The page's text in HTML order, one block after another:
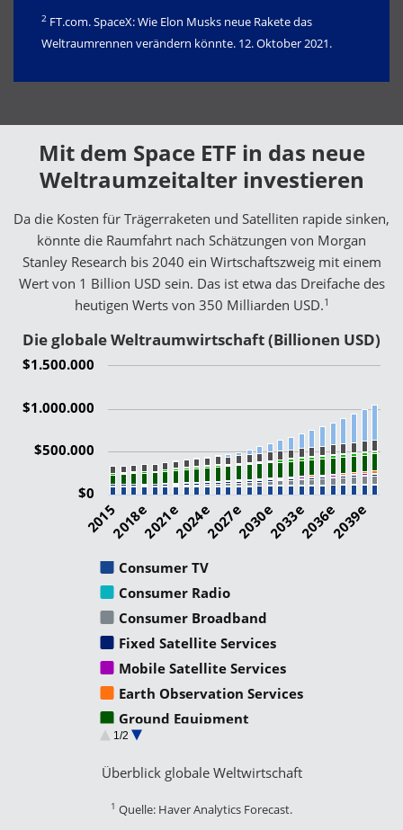
2 FT.com. SpaceX: Wie Elon Musks neue Rakete das
Weltraumrennen verändern könnte. 12. Oktober 2021.
Mit dem Space ETF in das neue
Weltraumzeitalter investieren
Da die Kosten für Trägerraketen und Satelliten rapide sinken,
könnte die Raumfahrt nach Schätzungen von Morgan
Stanley Research bis 2040 ein Wirtschaftszweig mit einem
Wert von 1 Billion USD sein. Das ist etwa das Dreifache des
heutigen Werts von 350 Milliarden USD.1
Die globale Weltraumwirtschaft (Billionen USD)
Consumer TV
Consumer Radio
Consumer Broadband
Fixed Satellite Services
Mobile Satellite Services
Earth Observation Services
Ground Equipment
Satellite Manufacturing
Satellite Launch
Second Order Impacts
1/2
2015 2021e 2027e 2033e 2039e
2018e 2024e 2030e 2036e
$0
$500.000
$1.000.000
$1.500.000
Überblick globale Weltwirtschaft
1 Quelle: Haver Analytics Forecast.